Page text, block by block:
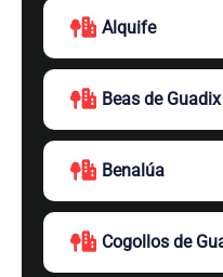
Alquife
Beas de Guadix
Benalúa
Cogollos de